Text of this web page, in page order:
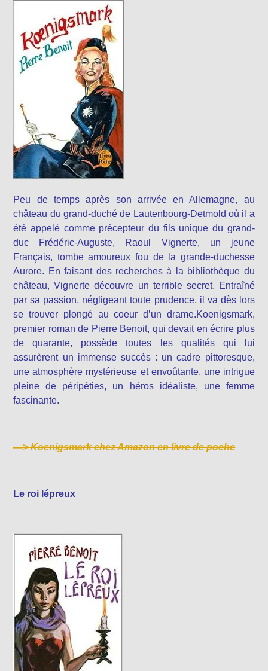
Peu de temps après son arrivée en Allemagne, au
château du grand-duché de Lautenbourg-Detmold où il a
été appelé comme précepteur du fils unique du grand-
duc Frédéric-Auguste, Raoul Vignerte, un jeune
Français, tombe amoureux fou de la grande-duchesse
Aurore. En faisant des recherches à la bibliothèque du
château, Vignerte découvre un terrible secret. Entraîné
par sa passion, négligeant toute prudence, il va dès lors
se trouver plongé au coeur d’un drame.Koenigsmark,
premier roman de Pierre Benoit, qui devait en écrire plus
de quarante, possède toutes les qualités qui lui
assurèrent un immense succès : un cadre pittoresque,
une atmosphère mystérieuse et envoûtante, une intrigue
pleine de péripéties, un héros idéaliste, une femme
fascinante.
—>Koenigsmark chez Amazon en livre de poche
Le roi lépreux